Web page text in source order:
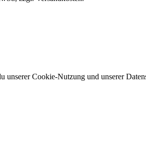
unserer Cookie-Nutzung und unserer